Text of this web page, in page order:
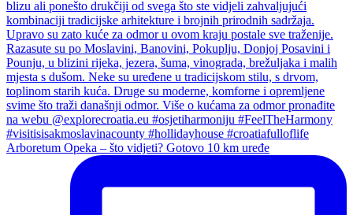
Arboretum Opeka – što vidjeti? Gotovo 10 km uređe